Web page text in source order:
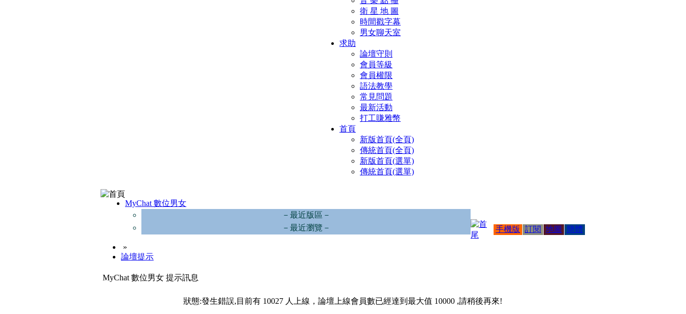
衛 星 地 圖
時間戳字幕
男女聊天室
求助
論壇守則
會員等級
會員權限
語法教學
常見問題
最新活動
打工賺雅幣
首頁
新版首頁(全頁)
傳統首頁(全頁)
新版首頁(選單)
傳統首頁(選單)
MyChat 數位男女
－最近版區－
－最近瀏覽－
»
論壇提示
手機版 訂閱 地圖 簡體
MyChat 數位男女 提示訊息
狀態:發生錯誤,目前有 10027 人上線，論壇上線會員數已經達到最大值 10000 ,請稍後再來!